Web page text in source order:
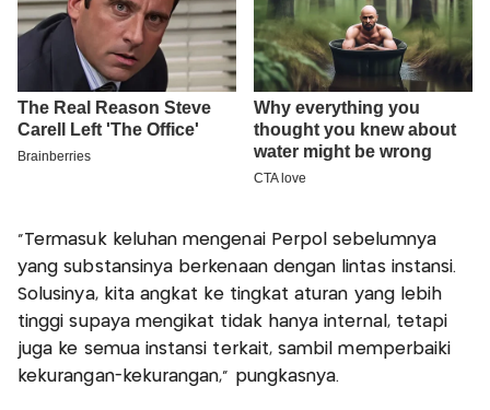
"Termasuk keluhan mengenai Perpol sebelumnya
yang substansinya berkenaan dengan lintas instansi.
Solusinya, kita angkat ke tingkat aturan yang lebih
tinggi supaya mengikat tidak hanya internal, tetapi
juga ke semua instansi terkait, sambil memperbaiki
kekurangan-kekurangan," pungkasnya.